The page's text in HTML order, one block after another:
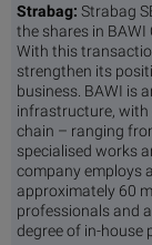
Strabag: Strabag
the shares in BAWI
With this
strengthen its
business. BAWI is
infrastructure, with
chain – ranging
specialised works
company employs
approximately 60
professionals and
degree of in-house